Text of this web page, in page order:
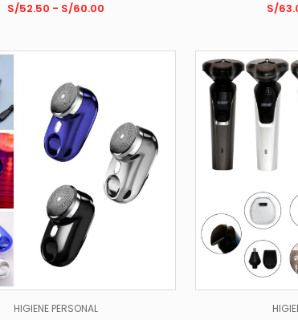
S/52.50 - S/60.00 S/
HIGIENE PERSONAL